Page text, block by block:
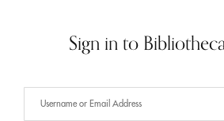
Sign in to